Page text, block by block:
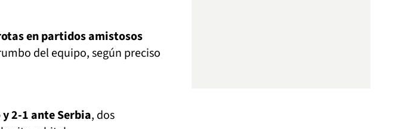
en partidos amistosos
del equipo, según preciso
2-1 ante Serbia, dos